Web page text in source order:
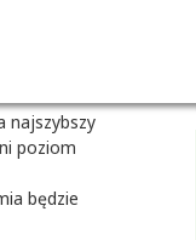
najszybszy
poziom
będzie